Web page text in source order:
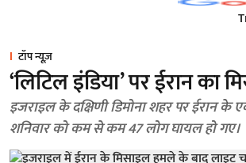
टॉप न्यूज़
‘लिटिल इंडिया’ पर ईरान का
इजराइल के दक्षिणी डिमोना शहर पर ईरान
शनिवार को कम से कम 47 लोग घायल हो गए।